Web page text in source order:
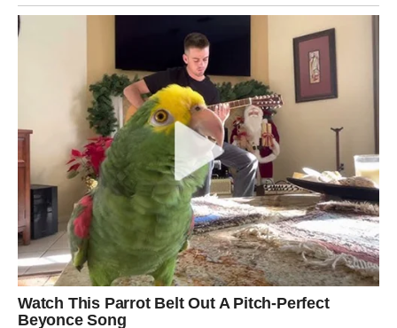
unutrašnju stabilnost i sigurnost.
U ljubavi, ako si u vezi, razgovori produbljuju poverenje.
Slobodni Jarčevi mogu upoznati osobu koja razume
njihove ambicije.
Januar se završava osećajem da si na pravom putu.
Poruka perioda:Strpljenje gradi temelje koji traju.
VODOLIJA
Zadnji dani januara donose Vodolijama važne uvide o
emocijama koje su potiskivale. Sada shvataš da bliskost